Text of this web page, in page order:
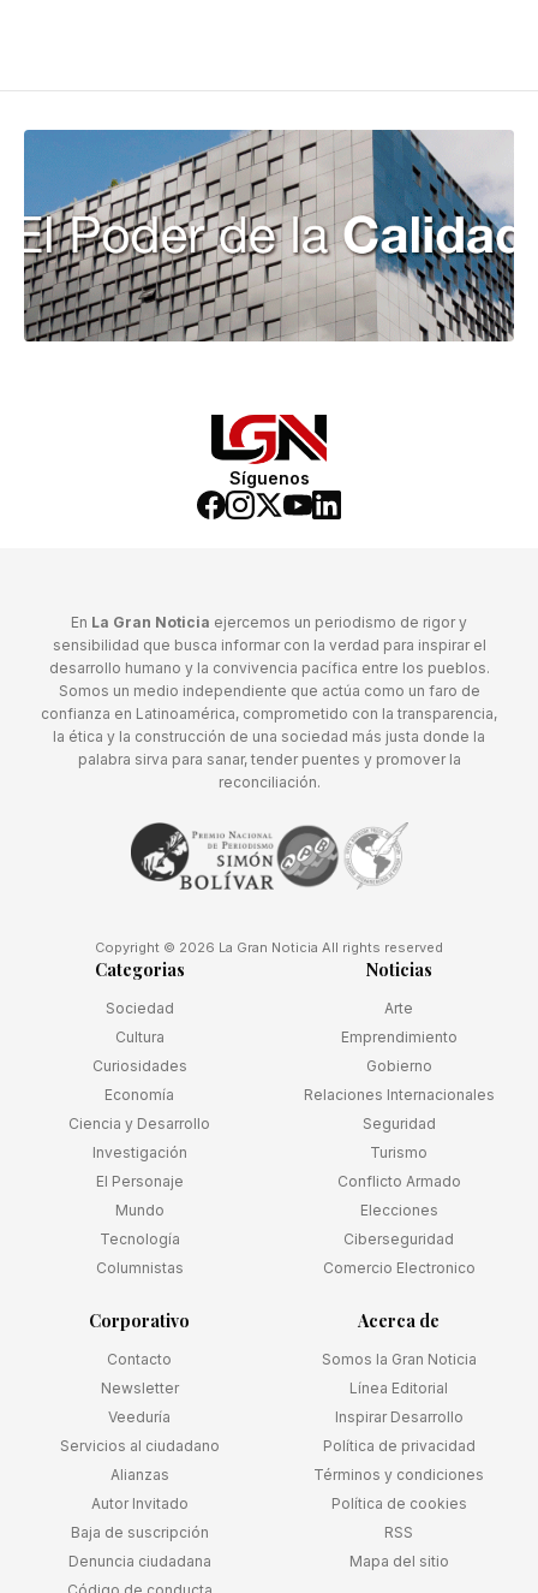
Síguenos
En La Gran Noticia ejercemos un periodismo de rigor y
sensibilidad que busca informar con la verdad para inspirar el
desarrollo humano y la convivencia pacífica entre los pueblos.
Somos un medio independiente que actúa como un faro de
confianza en Latinoamérica, comprometido con la transparencia,
la ética y la construcción de una sociedad más justa donde la
palabra sirva para sanar, tender puentes y promover la
reconciliación.
Copyright © 2026 La Gran Noticia All rights reserved
Categorias
Sociedad
Cultura
Curiosidades
Economía
Ciencia y Desarrollo
Investigación
El Personaje
Mundo
Tecnología
Columnistas
Noticias
Arte
Emprendimiento
Gobierno
Relaciones Internacionales
Seguridad
Turismo
Conflicto Armado
Elecciones
Ciberseguridad
Comercio Electronico
Corporativo
Contacto
Newsletter
Veeduría
Servicios al ciudadano
Alianzas
Autor Invitado
Baja de suscripción
Denuncia ciudadana
Acerca de
Somos la Gran Noticia
Línea Editorial
Inspirar Desarrollo
Política de privacidad
Términos y condiciones
Política de cookies
RSS
Mapa del sitio